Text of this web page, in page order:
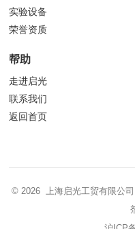
实验设备
荣誉资质
帮助
走进启光
联系我们
返回首页
© 2026 上海启光工贸有限公